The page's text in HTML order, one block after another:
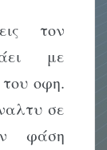
τον
με
του οφη.
σε
φάση